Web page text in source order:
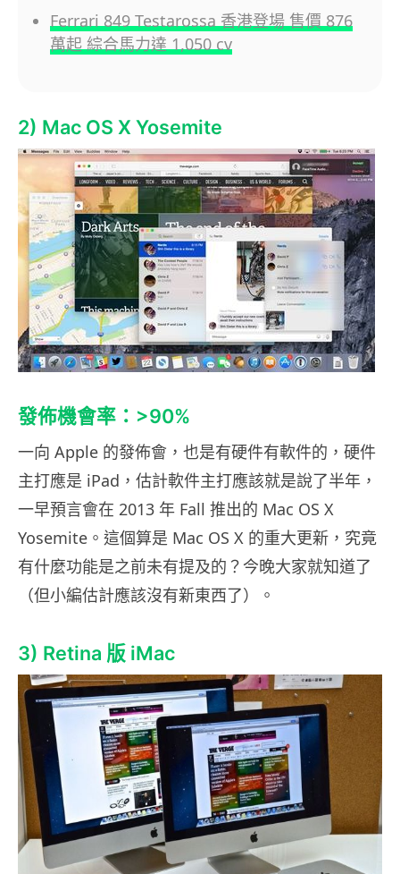
Ferrari 849 Testarossa 香港登場 售價 876
萬起 綜合馬力達 1,050 cv
2) Mac OS X Yosemite
發佈機會率：>90%
一向 Apple 的發佈會，也是有硬件有軟件的，硬件
主打應是 iPad，估計軟件主打應該就是說了半年，
一早預言會在 2013 年 Fall 推出的 Mac OS X
Yosemite。這個算是 Mac OS X 的重大更新，究竟
有什麼功能是之前未有提及的？今晚大家就知道了
（但小編估計應該沒有新東西了）。
3) Retina 版 iMac